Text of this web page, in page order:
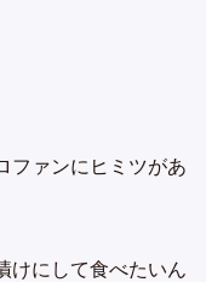
ファンにヒミツがあ
けにして食べたいん